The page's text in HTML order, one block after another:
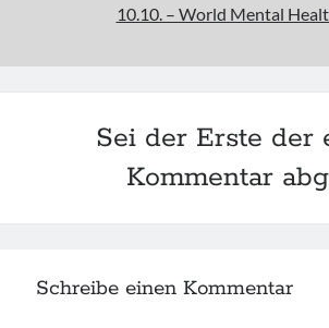
10.10. – World Mental
Sei der Erste der
Kommentar
Schreibe einen Kommentar